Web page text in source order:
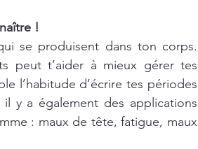
!
se produisent dans ton corps.
peut t’aider à mieux gérer tes
l’habitude d’écrire tes périodes
y a également des applications
: maux de tête, fatigue, maux